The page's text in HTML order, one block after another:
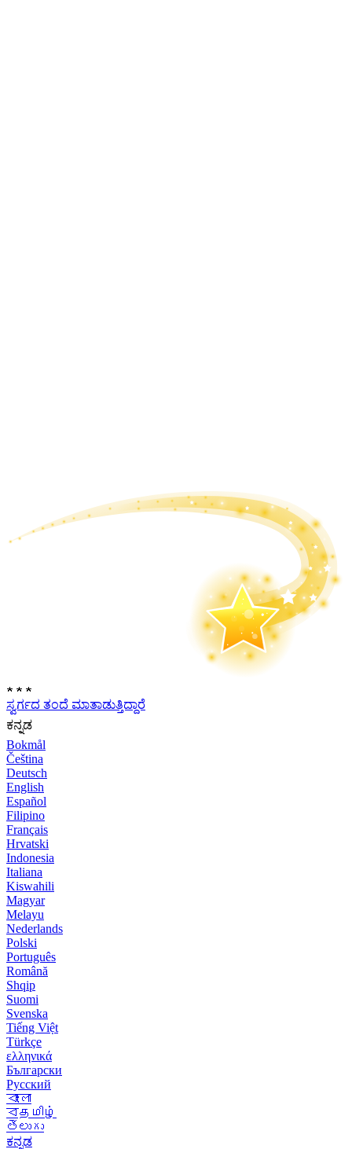
★ ★ ★
ಸ್ವರ್ಗದ ತಂದೆ ಮಾತಾಡುತ್ತಿದ್ದಾರೆ
ಕನ್ನಡ
Bokmål
Čeština
Deutsch
English
Español
Filipino
Français
Hrvatski
Indonesia
Italiana
Kiswahili
Magyar
Melayu
Nederlands
Polski
Português
Română
Shqip
Suomi
Svenska
Tiếng Việt
Türkçe
ελληνικά
Български
Русский
বাংলা
বதமிழ்
తెలుగు
ಕನ್ನಡ